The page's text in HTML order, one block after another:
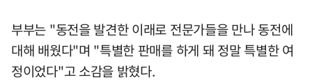
부부는 "동전을 발견한 이래로 전문가들을 만나 동전에
대해 배웠다"며 "특별한 판매를 하게 돼 정말 특별한 여
정이었다"고 소감을 밝혔다.